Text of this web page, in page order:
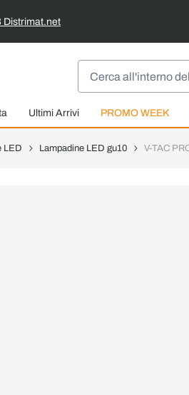
Distrimat.net
Ultimi Arrivi PROMO WEEK
LED Lampadine LED gu10 V-TAC